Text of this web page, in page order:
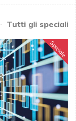
Tutti gli speciali
Speciale